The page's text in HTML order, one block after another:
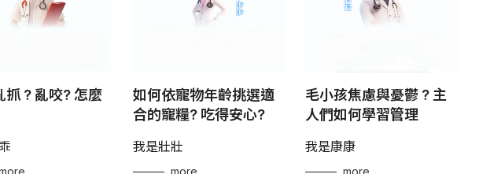
如何依寵物年齡挑選適
合的寵糧? 吃得安心?
我是壯壯
more
毛小孩焦慮與憂鬱 ? 主
人們如何學習管理
我是康康
more